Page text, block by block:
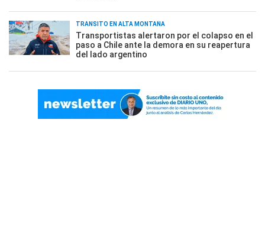
TRÁNSITO EN ALTA MONTAÑA
Transportistas alertaron por el colapso en el
paso a Chile ante la demora en su reapertura
del lado argentino